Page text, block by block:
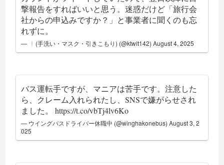
撃報告をすればいいと思う。迷惑だけど「旅行会
社からの申込みですか？」と事業者に聞くのも忘
れずに。
— (手洗い・マスク・引きこもり) (@ktwit142) August 4, 2025
バス運転手ですが、マニアは苦手です。注意した
ら、クレーム入れられたし、SNSで嫌がらせされ
ました。https://t.co/vbTj4lv6Ko
— ウイングバスドライバー休職中 (@winghakonebus)August 3, 2
025